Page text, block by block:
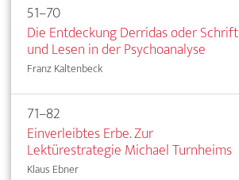
51–70
Die Entdeckung Derridas oder Schrift
und Lesen in der Psychoanalyse
Franz Kaltenbeck
71–82
Einverleibtes Erbe. Zur
Lektürestrategie Michael Turnheims
Klaus Ebner